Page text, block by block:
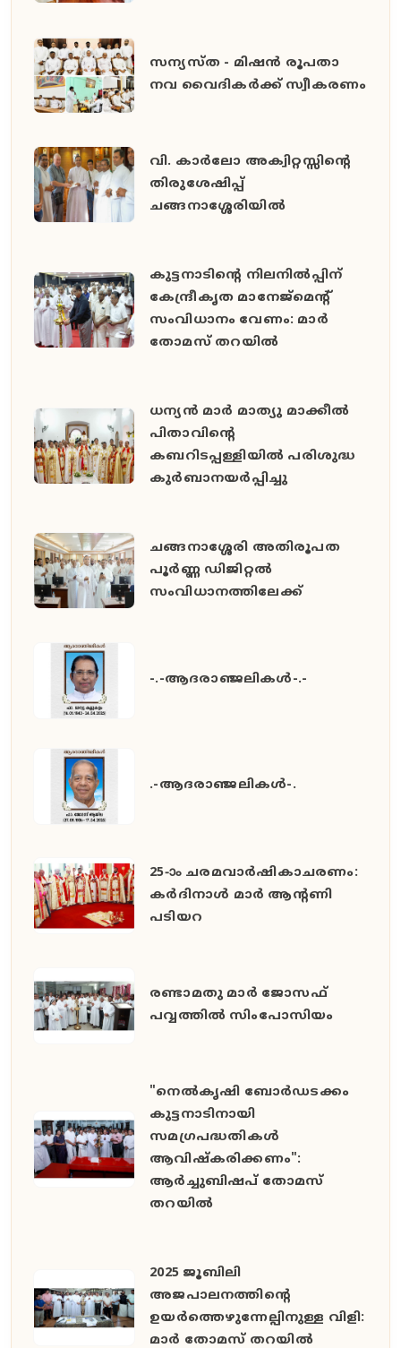
സന്യസ്ത - മിഷൻ രൂപതാ
നവ വൈദികർക്ക് സ്വീകരണം
വി. കാർലോ അക്വിറ്റസ്സിന്റെ
തിരുശേഷിപ്പ്
ചങ്ങനാശ്ശേരിയിൽ
കുട്ടനാടിന്റെ നിലനിൽപ്പിന്
കേന്ദ്രീകൃത മാനേജ്മെന്റ്
സംവിധാനം വേണം: മാർ
തോമസ് തറയിൽ
ധന്യൻ മാർ മാത്യു മാക്കീൽ
പിതാവിൻ്റെ
കബറിടപ്പള്ളിയിൽ പരിശുദ്ധ
കുർബാനയർപ്പിച്ചു
ചങ്ങനാശ്ശേരി അതിരൂപത
പൂർണ്ണ ഡിജിറ്റൽ
സംവിധാനത്തിലേക്ക്
-.-ആദരാഞ്ജലികൾ-.-
.-ആദരാഞ്ജലികൾ-.
25-ാം ചരമവാർഷികാചരണം:
കർദിനാൾ മാർ ആന്റണി
പടിയറ
രണ്ടാമതു മാർ ജോസഫ്
പവ്വത്തിൽ സിംപോസിയം
"നെൽകൃഷി ബോർഡടക്കം
കുട്ടനാടിനായി
സമഗ്രപദ്ധതികൾ
ആവിഷ്കരിക്കണം":
ആർച്ചുബിഷപ് തോമസ്
തറയിൽ
2025 ജൂബിലി
അജപാലനത്തിന്റെ
ഉയർത്തെഴുന്നേല്പിനുള്ള വിളി:
മാർ തോമസ് തറയിൽ